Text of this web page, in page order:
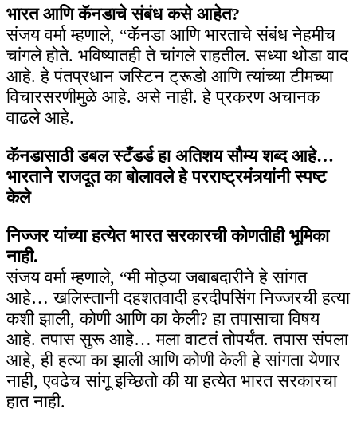
भारत आणि कॅनडाचे संबंध कसे आहेत?
संजय वर्मा म्हणाले, “कॅनडा आणि भारताचे संबंध नेहमीच
चांगले होते. भविष्यातही ते चांगले राहतील. सध्या थोडा वाद
आहे. हे पंतप्रधान जस्टिन ट्रूडो आणि त्यांच्या टीमच्या
विचारसरणीमुळे आहे. असे नाही. हे प्रकरण अचानक
वाढले आहे.
कॅनडासाठी डबल स्टँडर्ड हा अतिशय सौम्य शब्द आहे…
भारताने राजदूत का बोलावले हे परराष्ट्रमंत्र्यांनी स्पष्ट
केले
निज्जर यांच्या हत्येत भारत सरकारची कोणतीही भूमिका
नाही.
संजय वर्मा म्हणाले, “मी मोठ्या जबाबदारीने हे सांगत
आहे… खलिस्तानी दहशतवादी हरदीपसिंग निज्जरची हत्या
कशी झाली, कोणी आणि का केली? हा तपासाचा विषय
आहे. तपास सुरू आहे… मला वाटतं तोपर्यंत. तपास संपला
आहे, ही हत्या का झाली आणि कोणी केली हे सांगता येणार
नाही, एवढेच सांगू इच्छितो की या हत्येत भारत सरकारचा
हात नाही.